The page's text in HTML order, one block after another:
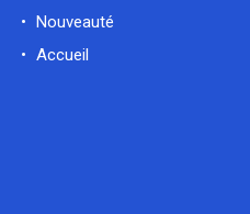
Nouveauté
Accueil